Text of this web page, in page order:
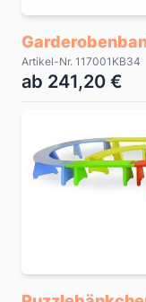
Artikel-Nr. 117001KB34
ab 241,20 €